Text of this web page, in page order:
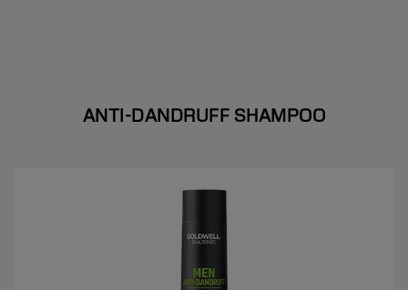
ANTI-DANDRUFF SHAMPOO